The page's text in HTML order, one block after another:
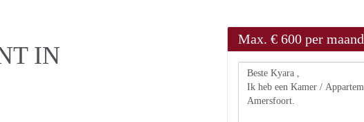
IN
Max. € 600 per maand